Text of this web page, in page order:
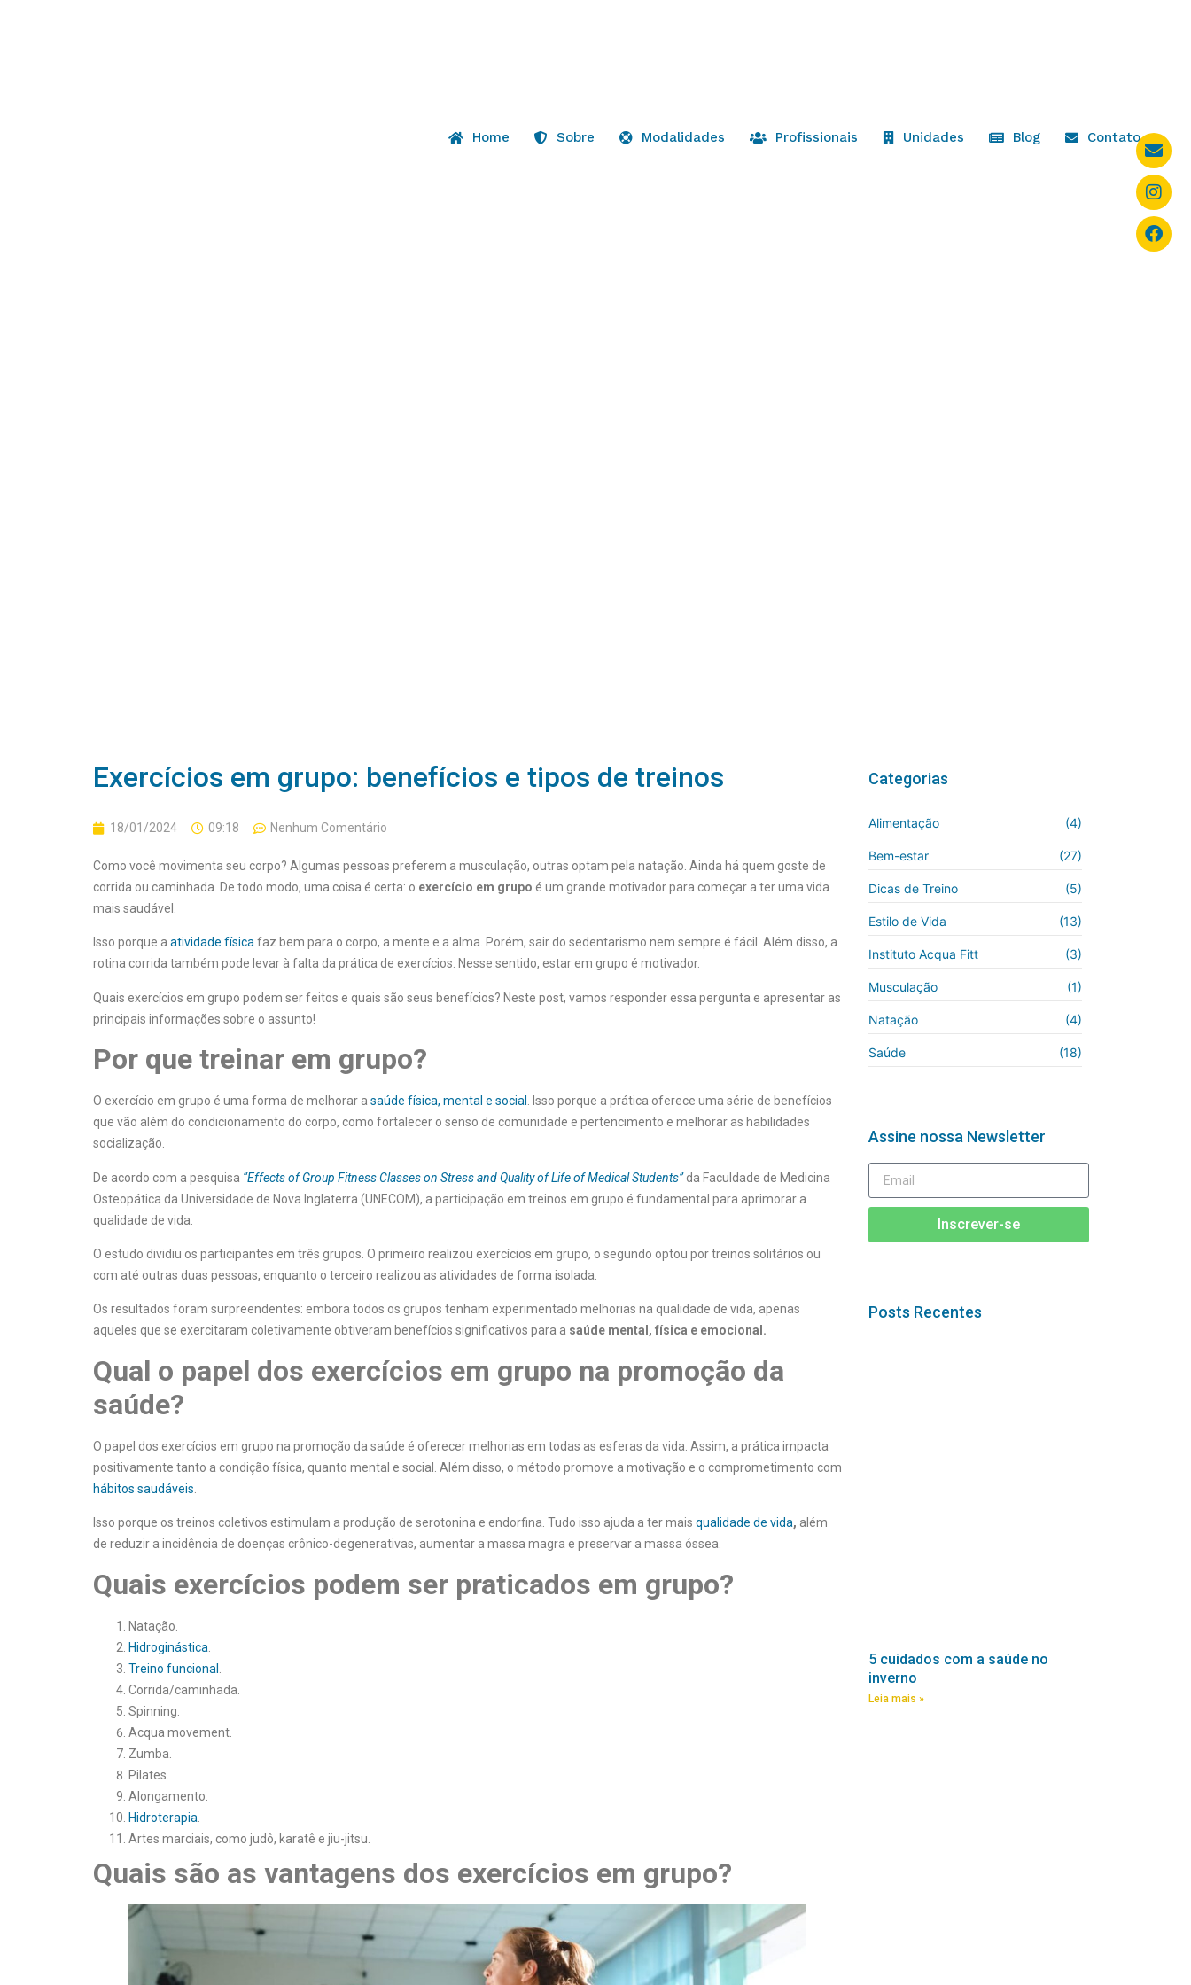
Home Sobre Modalidades Profissionais Unidades Blog Contato
Exercícios em grupo: benefícios e tipos de treinos
18/01/2024 09:18 Nenhum Comentário
Como você movimenta seu corpo? Algumas pessoas preferem a musculação, outras optam pela natação. Ainda há quem goste de
corrida ou caminhada. De todo modo, uma coisa é certa: o exercício em grupo é um grande motivador para começar a ter uma vida
mais saudável.
Isso porque a atividade físicafaz bem para o corpo, a mente e a alma. Porém, sair do sedentarismo nem sempre é fácil. Além disso, a
rotina corrida também pode levar à falta da prática de exercícios. Nesse sentido, estar em grupo é motivador.
Quais exercícios em grupo podem ser feitos e quais são seus benefícios? Neste post, vamos responder essa pergunta e apresentar as
principais informações sobre o assunto!
Por que treinar em grupo?
O exercício em grupo é uma forma de melhorar a saúde física, mental e social
. Isso porque a prática oferece uma série de benefícios
que vão além do condicionamento do corpo, como fortalecer o senso de comunidade e pertencimento e melhorar as habilidades
socialização.
De acordo com a pesquisa “Effects of Group Fitness Classes on Stress and Quality of Life of Medical Students”da Faculdade de Medicina
Osteopática da Universidade de Nova Inglaterra (UNECOM), a participação em treinos em grupo é fundamental para aprimorar a
qualidade de vida.
O estudo dividiu os participantes em três grupos. O primeiro realizou exercícios em grupo, o segundo optou por treinos solitários ou
com até outras duas pessoas, enquanto o terceiro realizou as atividades de forma isolada.
Os resultados foram surpreendentes: embora todos os grupos tenham experimentado melhorias na qualidade de vida, apenas
aqueles que se exercitaram coletivamente obtiveram benefícios significativos para a saúde mental, física e emocional.
Qual o papel dos exercícios em grupo na promoção da
saúde?
O papel dos exercícios em grupo na promoção da saúde é oferecer melhorias em todas as esferas da vida. Assim, a prática impacta
positivamente tanto a condição física, quanto mental e social. Além disso, o método promove a motivação e o comprometimento com
hábitos saudáveis
Isso porque os treinos coletivos estimulam a produção de serotonina e endorfina. Tudo isso ajuda a ter mais qualidade de vida, além
de reduzir a incidência de doenças crônico-degenerativas, aumentar a massa magra e preservar a massa óssea.
Quais exercícios podem ser praticados em grupo?
Natação.
Hidroginástica
Treino funcional
Corrida/caminhada.
Spinning.
Acqua movement.
Zumba.
Pilates.
Alongamento.
Hidroterapia
Artes marciais, como judô, karatê e jiu-jitsu.
Quais são as vantagens dos exercícios em grupo?
Categorias
Alimentação (4)
Bem-estar (27)
Dicas de Treino (5)
Estilo de Vida (13)
Instituto Acqua Fitt (3)
Musculação (1)
Natação (4)
Saúde (18)
Assine nossa Newsletter
Inscrever-se
Posts Recentes
5 cuidados com a saúde no
inverno
Leia mais »